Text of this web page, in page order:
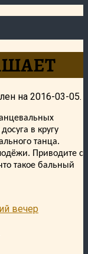
на 2016-03-05.
в кругу
танца.
Приводите с
такое бальный
вечер